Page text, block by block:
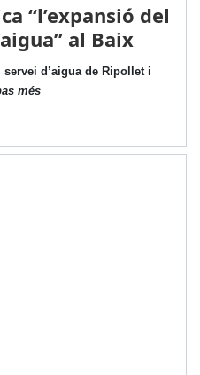
“l’expansió del
al Baix
d’aigua de Ripollet i
més